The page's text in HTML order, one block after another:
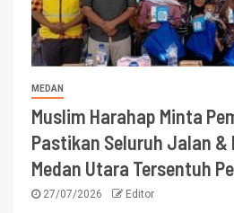
MEDAN
Muslim Harahap Minta
Pastikan Seluruh Jalan &
Medan Utara Tersentuh
27/07/2026 Editor